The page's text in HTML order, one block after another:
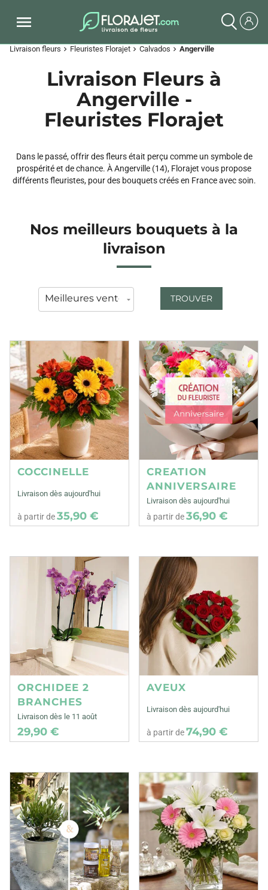
Livraison fleurs chevron_right Fleuristes Florajet chevron_right Calvados chevron_right Angerville
Livraison Fleurs à
Angerville -
Fleuristes Florajet
Dans le passé, offrir des fleurs était perçu comme un symbole de
prospérité et de chance. À Angerville (14), Florajet vous propose
différents fleuristes, pour des bouquets créés en France avec soin.
Nos meilleurs bouquets à la
livraison
TROUVER
COCCINELLE
Livraison dès aujourd'hui
à partir de35,90 €
CREATION
ANNIVERSAIRE
Livraison dès aujourd'hui
à partir de36,90 €
ORCHIDEE 2
BRANCHES
Livraison dès le 11 août
29,90 €
AVEUX
Livraison dès aujourd'hui
à partir de74,90 €